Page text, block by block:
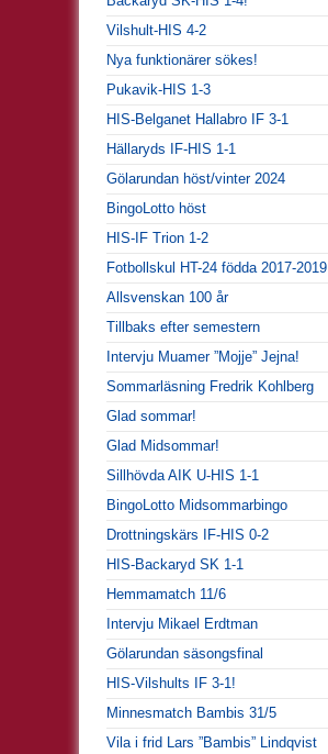
Vilshult-HIS 4-2
Nya funktionärer sökes!
Pukavik-HIS 1-3
HIS-Belganet Hallabro IF 3-1
Hällaryds IF-HIS 1-1
Gölarundan höst/vinter 2024
BingoLotto höst
HIS-IF Trion 1-2
Fotbollskul HT-24 födda 2017-2019
Allsvenskan 100 år
Tillbaks efter semestern
Intervju Muamer ”Mojje” Jejna!
Sommarläsning Fredrik Kohlberg
Glad sommar!
Glad Midsommar!
Sillhövda AIK U-HIS 1-1
BingoLotto Midsommarbingo
Drottningskärs IF-HIS 0-2
HIS-Backaryd SK 1-1
Hemmamatch 11/6
Intervju Mikael Erdtman
Gölarundan säsongsfinal
HIS-Vilshults IF 3-1!
Minnesmatch Bambis 31/5
Vila i frid Lars ”Bambis” Lindqvist